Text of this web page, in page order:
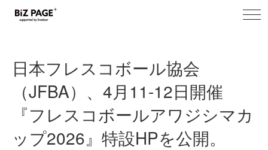
toggle
日本フレスコボール協会
（JFBA）、4月11-12日開催
『フレスコボールアワジシマカ
ップ2026』特設HPを公開。